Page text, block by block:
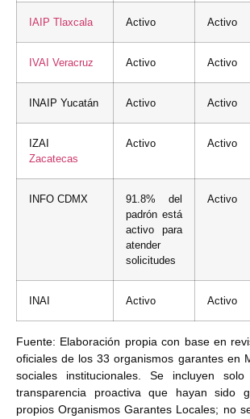
IAIP Tlaxcala Activo Activo
IVAI Veracruz Activo Activo
INAIP Yucatán Activo Activo
IZAI
Zacatecas
Activo Activo
INFO CDMX
91.8% del
padrón está
activo para
atender
solicitudes
Activo
INAI Activo Activo
Fuente: Elaboración propia con base en
oficiales de los 33 organismos garantes en
sociales institucionales. Se incluyen
transparencia proactiva que hayan sido
propios Organismos Garantes Locales; no